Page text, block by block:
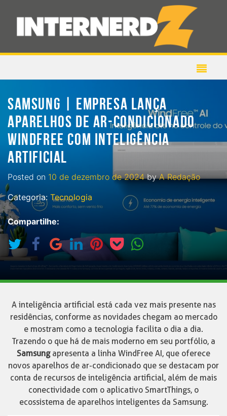
SAMSUNG | EMPRESA LANÇA
APARELHOS DE AR-CONDICIONADO
WINDFREE COM INTELIGÊNCIA
ARTIFICIAL
Posted on 10 de dezembro de 2024byA Redação
Categoria: Tecnologia
Compartilhe:
A inteligência artificial está cada vez mais presente nas
residências, conforme as novidades chegam ao mercado
e mostram como a tecnologia facilita o dia a dia.
Trazendo o que há de mais moderno em seu portfólio, a
Samsungapresenta a linha WindFree AI, que oferece
novos aparelhos de ar-condicionado que se destacam por
conta de recursos de inteligência artificial, além de mais
conectividade com o aplicativo SmartThings, o
ecossistema de aparelhos inteligentes da Samsung.